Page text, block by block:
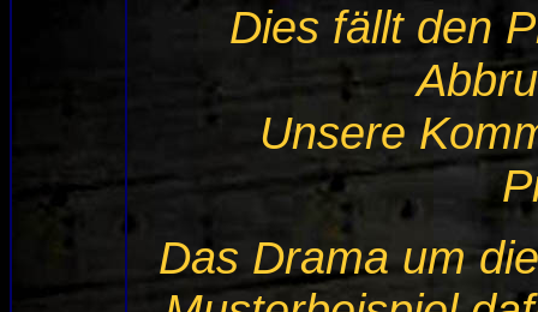
Dies fällt den
Unsere
Das Drama um